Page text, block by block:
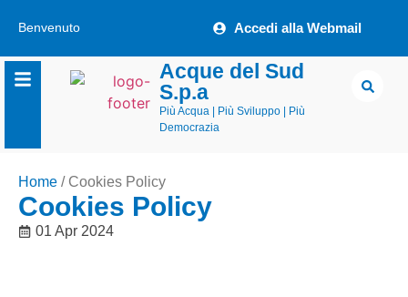
Benvenuto Accedi alla Webmail
Acque del Sud
S.p.a
Più Acqua | Più Sviluppo | Più
Democrazia
Home / Cookies Policy
Cookies Policy
01 Apr 2024